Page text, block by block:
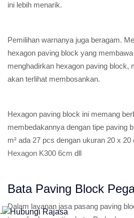
ini lebih menarik.
Pemilihan warnanya juga beragam.
hexagon paving block yang
menghadirkan hexagon paving block,
akan terlihat membosankan.
Hexagon paving block ini memang
membedakannya dengan tipe paving
m² ada 27 pcs dengan ukuran 20 x
Hexagon K300 6cm dll
Bata Paving Block
Dalam layanan jasa pasang paving
.